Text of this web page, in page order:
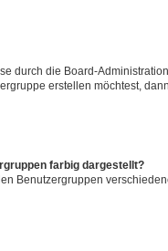
durch die Board-
erstellen möchtest,
farbig dargestellt?
Benutzergruppen